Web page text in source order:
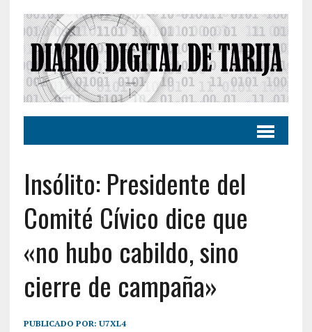
Insólito: Presidente del
Comité Cívico dice que
«no hubo cabildo, sino
cierre de campaña»
PUBLICADO POR: U7XL4